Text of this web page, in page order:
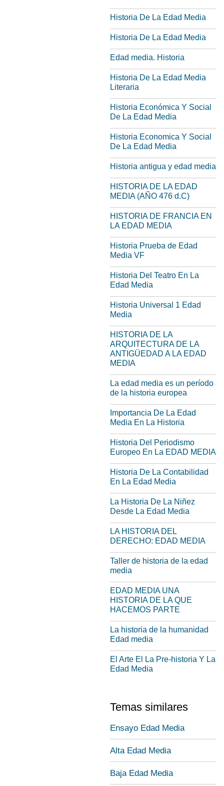
Historia De La Edad Media
Historia De La Edad Media
Edad media. Historia
Historia De La Edad Media
Literaria
Historia Económica Y Social
De La Edad Media
Historia Economica Y Social
De La Edad Media
Historia antigua y edad media
HISTORIA DE LA EDAD
MEDIA (AÑO 476 d.C)
HISTORIA DE FRANCIA EN
LA EDAD MEDIA
Historia Prueba de Edad
Media VF
Historia Del Teatro En La
Edad Media
Historia Universal 1 Edad
Media
HISTORIA DE LA
ARQUITECTURA DE LA
ANTIGÜEDAD A LA EDAD
MEDIA
La edad media es un período
de la historia europea
Importancia De La Edad
Media En La Historia
Historia Del Periodismo
Europeo En La EDAD MEDIA
Historia De La Contabilidad
En La Edad Media
La Historia De La Niñez
Desde La Edad Media
LA HISTORIA DEL
DERECHO: EDAD MEDIA
Taller de historia de la edad
media
EDAD MEDIA UNA
HISTORIA DE LA QUE
HACEMOS PARTE
La historia de la humanidad
Edad media
El Arte El La Pre-historia Y La
Edad Media
Temas similares
Ensayo Edad Media
Alta Edad Media
Baja Edad Media